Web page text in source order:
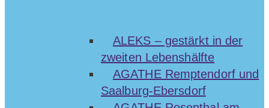
ALEKS – gestärkt in der
zweiten Lebenshälfte
AGATHE Remptendorf und
Saalburg-Ebersdorf